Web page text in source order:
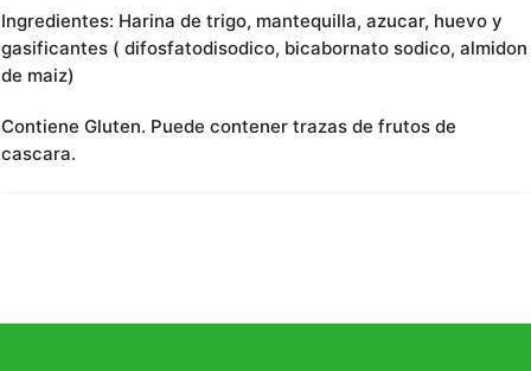
Ingredientes: Harina de trigo, mantequilla, azucar, huevo y
gasificantes ( difosfatodisodico, bicabornato sodico, almidon
de maiz)
Contiene Gluten. Puede contener trazas de frutos de
cascara.